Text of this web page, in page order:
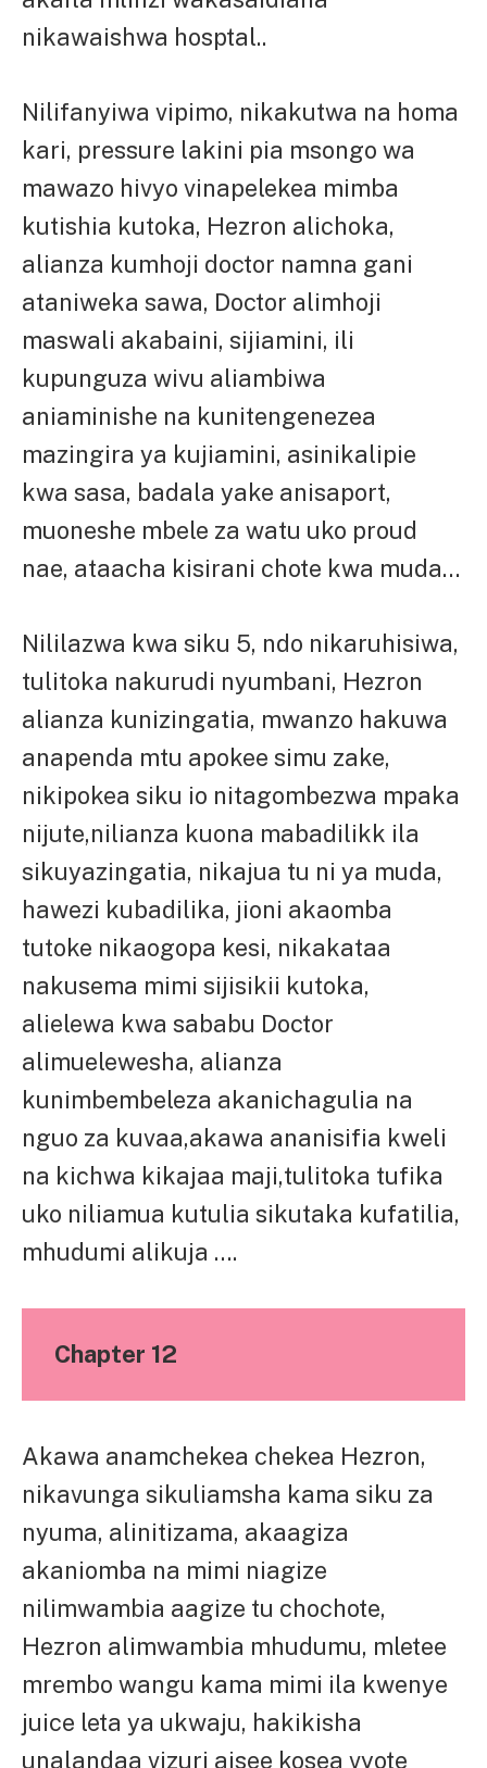
nikawaishwa hosptal..
Nilifanyiwa vipimo, nikakutwa na homa
kari, pressure lakini pia msongo wa
mawazo hivyo vinapelekea mimba
kutishia kutoka, Hezron alichoka,
alianza kumhoji doctor namna gani
ataniweka sawa, Doctor alimhoji
maswali akabaini, sijiamini, ili
kupunguza wivu aliambiwa
aniaminishe na kunitengenezea
mazingira ya kujiamini, asinikalipie
kwa sasa, badala yake anisaport,
muoneshe mbele za watu uko proud
nae, ataacha kisirani chote kwa muda…
Nililazwa kwa siku 5, ndo nikaruhisiwa,
tulitoka nakurudi nyumbani, Hezron
alianza kunizingatia, mwanzo hakuwa
anapenda mtu apokee simu zake,
nikipokea siku io nitagombezwa mpaka
nijute,nilianza kuona mabadilikk ila
sikuyazingatia, nikajua tu ni ya muda,
hawezi kubadilika, jioni akaomba
tutoke nikaogopa kesi, nikakataa
nakusema mimi sijisikii kutoka,
alielewa kwa sababu Doctor
alimuelewesha, alianza
kunimbembeleza akanichagulia na
nguo za kuvaa,akawa ananisifia kweli
na kichwa kikajaa maji,tulitoka tufika
uko niliamua kutulia sikutaka kufatilia,
mhudumi alikuja ….
Chapter 12
Akawa anamchekea chekea Hezron,
nikavunga sikuliamsha kama siku za
nyuma, alinitizama, akaagiza
akaniomba na mimi niagize
nilimwambia aagize tu chochote,
Hezron alimwambia mhudumu, mletee
mrembo wangu kama mimi ila kwenye
juice leta ya ukwaju, hakikisha
unalandaa vizuri aisee kosea vyote